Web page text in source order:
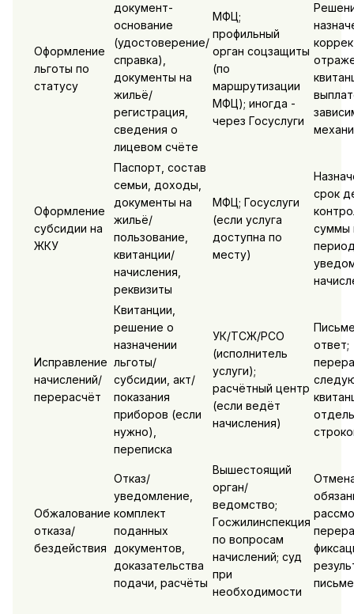
Оформление
льготы по
статусу
документ-
основание
(удостоверение/
справка),
документы на
жильё/
регистрация,
сведения о
лицевом счёте
МФЦ;
профильный
орган соцзащиты
(по
маршрутизации
МФЦ); иногда -
через Госуслуги
Оформление
субсидии на
ЖКУ
Паспорт, состав
семьи, доходы,
документы на
жильё/
пользование,
квитанции/
начисления,
реквизиты
МФЦ; Госуслуги
(если услуга
доступна по
месту)
срок
суммы
Исправление
начислений/
перерасчёт
Квитанции,
решение о
назначении
льготы/
субсидии, акт/
показания
приборов (если
нужно),
переписка
УК/ТСЖ/РСО
(исполнитель
услуги);
расчётный центр
(если ведёт
начисления)
ответ;
Обжалование
отказа/
бездействия
Отказ/
уведомление,
комплект
поданных
документов,
доказательства
подачи, расчёты
Вышестоящий
орган/
ведомство;
Госжилинспекция
по вопросам
начислений; суд
при
необходимости